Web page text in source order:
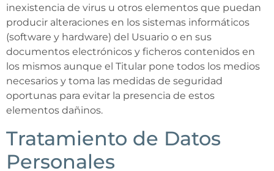
inexistencia de virus u otros elementos que puedan
producir alteraciones en los sistemas informáticos
(software y hardware) del Usuario o en sus
documentos electrónicos y ficheros contenidos en
los mismos aunque el Titular pone todos los medios
necesarios y toma las medidas de seguridad
oportunas para evitar la presencia de estos
elementos dañinos.
Tratamiento de Datos
Personales